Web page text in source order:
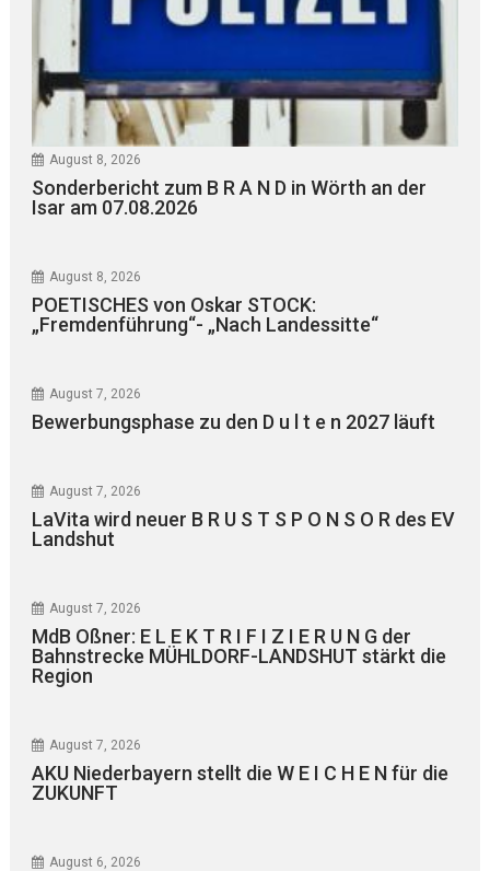
August 8, 2026
Sonderbericht zum B R A N D in Wörth an der
Isar am 07.08.2026
August 8, 2026
POETISCHES von Oskar STOCK:
„Fremdenführung“- „Nach Landessitte“
August 7, 2026
Bewerbungsphase zu den D u l t e n 2027 läuft
August 7, 2026
LaVita wird neuer B R U S T S P O N S O R des EV
Landshut
August 7, 2026
MdB Oßner: E L E K T R I F I Z I E R U N G der
Bahnstrecke MÜHLDORF-LANDSHUT stärkt die
Region
August 7, 2026
AKU Niederbayern stellt die W E I C H E N für die
ZUKUNFT
August 6, 2026